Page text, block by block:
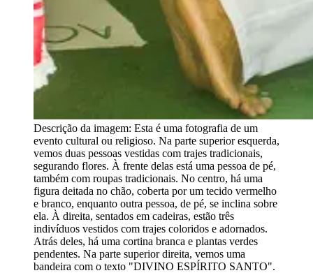
Descrição da imagem: Esta é uma fotografia de um
evento cultural ou religioso. Na parte superior esquerda,
vemos duas pessoas vestidas com trajes tradicionais,
segurando flores. À frente delas está uma pessoa de pé,
também com roupas tradicionais. No centro, há uma
figura deitada no chão, coberta por um tecido vermelho
e branco, enquanto outra pessoa, de pé, se inclina sobre
ela. À direita, sentados em cadeiras, estão três
indivíduos vestidos com trajes coloridos e adornados.
Atrás deles, há uma cortina branca e plantas verdes
pendentes. Na parte superior direita, vemos uma
bandeira com o texto "DIVINO ESPÍRITO SANTO".